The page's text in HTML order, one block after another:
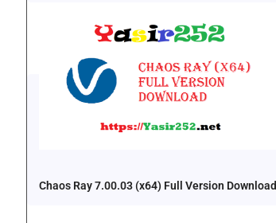
Chaos Ray 7.00.03 (x64) Full Version Download